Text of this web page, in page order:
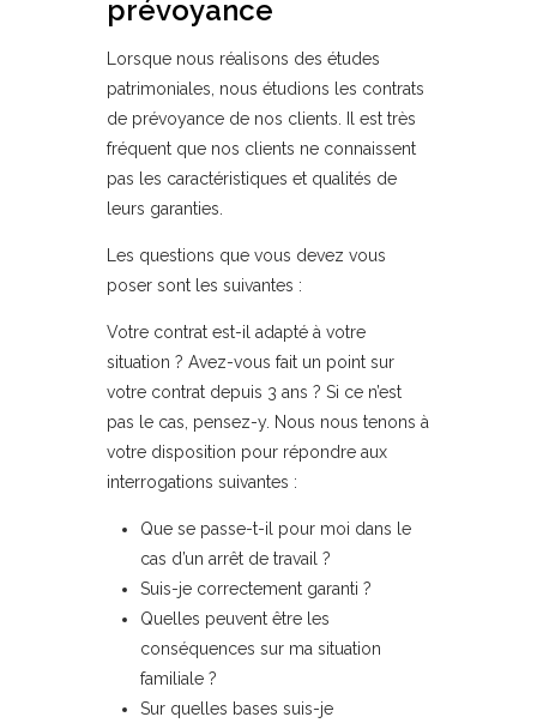
prévoyance
Lorsque nous réalisons des études
patrimoniales, nous étudions les contrats
de prévoyance de nos clients. Il est très
fréquent que nos clients ne connaissent
pas les caractéristiques et qualités de
leurs garanties.
Les questions que vous devez vous
poser sont les suivantes :
Votre contrat est-il adapté à votre
situation ? Avez-vous fait un point sur
votre contrat depuis 3 ans ? Si ce n’est
pas le cas, pensez-y. Nous nous tenons à
votre disposition pour répondre aux
interrogations suivantes :
Que se passe-t-il pour moi dans le
cas d’un arrêt de travail ?
Suis-je correctement garanti ?
Quelles peuvent être les
conséquences sur ma situation
familiale ?
Sur quelles bases suis-je